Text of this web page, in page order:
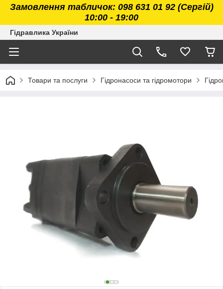
Замовлення табличок: 098 631 01 92 (Сергій)
10:00 - 19:00
Гідравлика України
Товари та послуги Гідронасоси та гідромотори